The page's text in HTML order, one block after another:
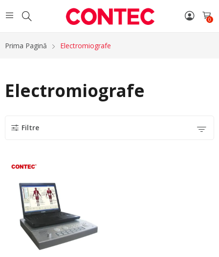
0
Prima Pagină Electromiografe
Electromiografe
Filtre